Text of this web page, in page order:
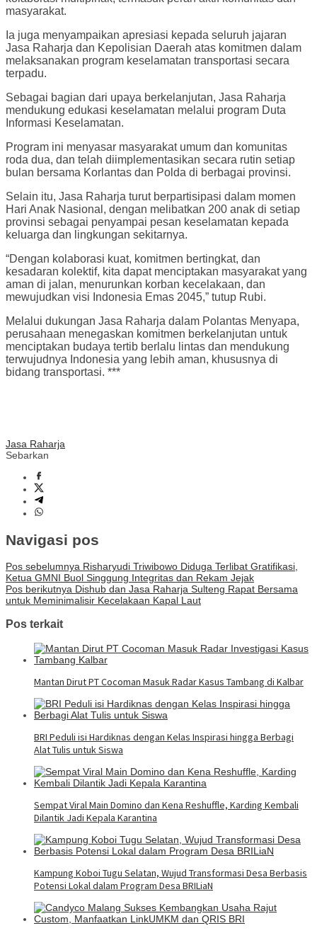
masyarakat.
Ia juga menyampaikan apresiasi kepada seluruh jajaran
Jasa Raharja dan Kepolisian Daerah atas komitmen dalam
melaksanakan program keselamatan transportasi secara
terpadu.
Sebagai bagian dari upaya berkelanjutan, Jasa Raharja
mendukung edukasi keselamatan melalui program Duta
Informasi Keselamatan.
Program ini menyasar masyarakat umum dan komunitas
roda dua, dan telah diimplementasikan secara rutin setiap
bulan bersama Korlantas dan Polda di berbagai provinsi.
Selain itu, Jasa Raharja turut berpartisipasi dalam momen
Hari Anak Nasional, dengan melibatkan 200 anak di setiap
provinsi sebagai penyampai pesan keselamatan kepada
keluarga dan lingkungan sekitarnya.
“Dengan kolaborasi kuat, komitmen bertingkat, dan
kesadaran kolektif, kita dapat menciptakan masyarakat yang
aman di jalan, menurunkan korban kecelakaan, dan
mewujudkan visi Indonesia Emas 2045,” tutup Rubi.
Melalui dukungan Jasa Raharja dalam Polantas Menyapa,
perusahaan menegaskan komitmen berkelanjutan untuk
menciptakan budaya tertib berlalu lintas dan mendukung
terwujudnya Indonesia yang lebih aman, khususnya di
bidang transportasi. ***
Jasa Raharja
Sebarkan
Navigasi pos
Pos sebelumnya Risharyudi Triwibowo Diduga Terlibat Gratifikasi,
Ketua GMNI Buol Singgung Integritas dan Rekam Jejak
Pos berikutnya Dishub dan Jasa Raharja Sulteng Rapat Bersama
untuk Meminimalisir Kecelakaan Kapal Laut
Pos terkait
Mantan Dirut PT Cocoman Masuk Radar Kasus Tambang di Kalbar
BRI Peduli isi Hardiknas dengan Kelas Inspirasi hingga Berbagi
Alat Tulis untuk Siswa
Sempat Viral Main Domino dan Kena Reshuffle, Karding Kembali
Dilantik Jadi Kepala Karantina
Kampung Koboi Tugu Selatan, Wujud Transformasi Desa Berbasis
Potensi Lokal dalam Program Desa BRILiaN